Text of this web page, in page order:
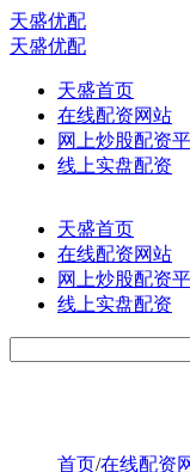
天盛优配
天盛优配
天盛首页
在线配资网站
网上炒股配资
线上实盘配资
天盛首页
在线配资网站
网上炒股配资
线上实盘配资
首页/在线配资